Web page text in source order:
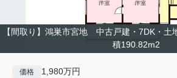
【間取り】鴻巣市宮地 中古戸建・7DK・土
積190.82m2
価格 1,980万円